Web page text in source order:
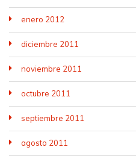
enero 2012
diciembre 2011
noviembre 2011
octubre 2011
septiembre 2011
agosto 2011